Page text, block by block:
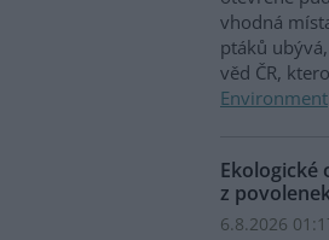
vhodná
ptáků
věd ČR,
Environment
Ekologické
z
6.8.2026